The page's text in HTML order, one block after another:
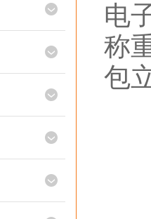
电
称
包